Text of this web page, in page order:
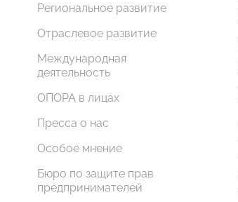
Региональное развитие
Отраслевое развитие
Международная
деятельность
ОПОРА в лицах
Пресса о нас
Особое мнение
Бюро по защите прав
предпринимателей